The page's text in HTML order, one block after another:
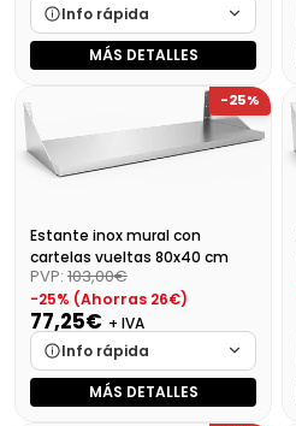
Info rápida
Marca
Cargando…
Cargando…
Disponibilidad
Cargando…
Precio final (+21%)
MÁS DETALLES
-25%
Estante inox mural con
cartelas vueltas 80x40 cm
PVP: 103,00€
-25% (Ahorras 26€)
77,25€ + IVA
Info rápida
Marca
Cargando…
MÁS DETALLES